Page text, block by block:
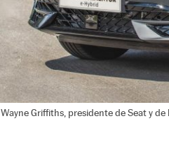
Wayne Griffiths, presidente de Seat y de